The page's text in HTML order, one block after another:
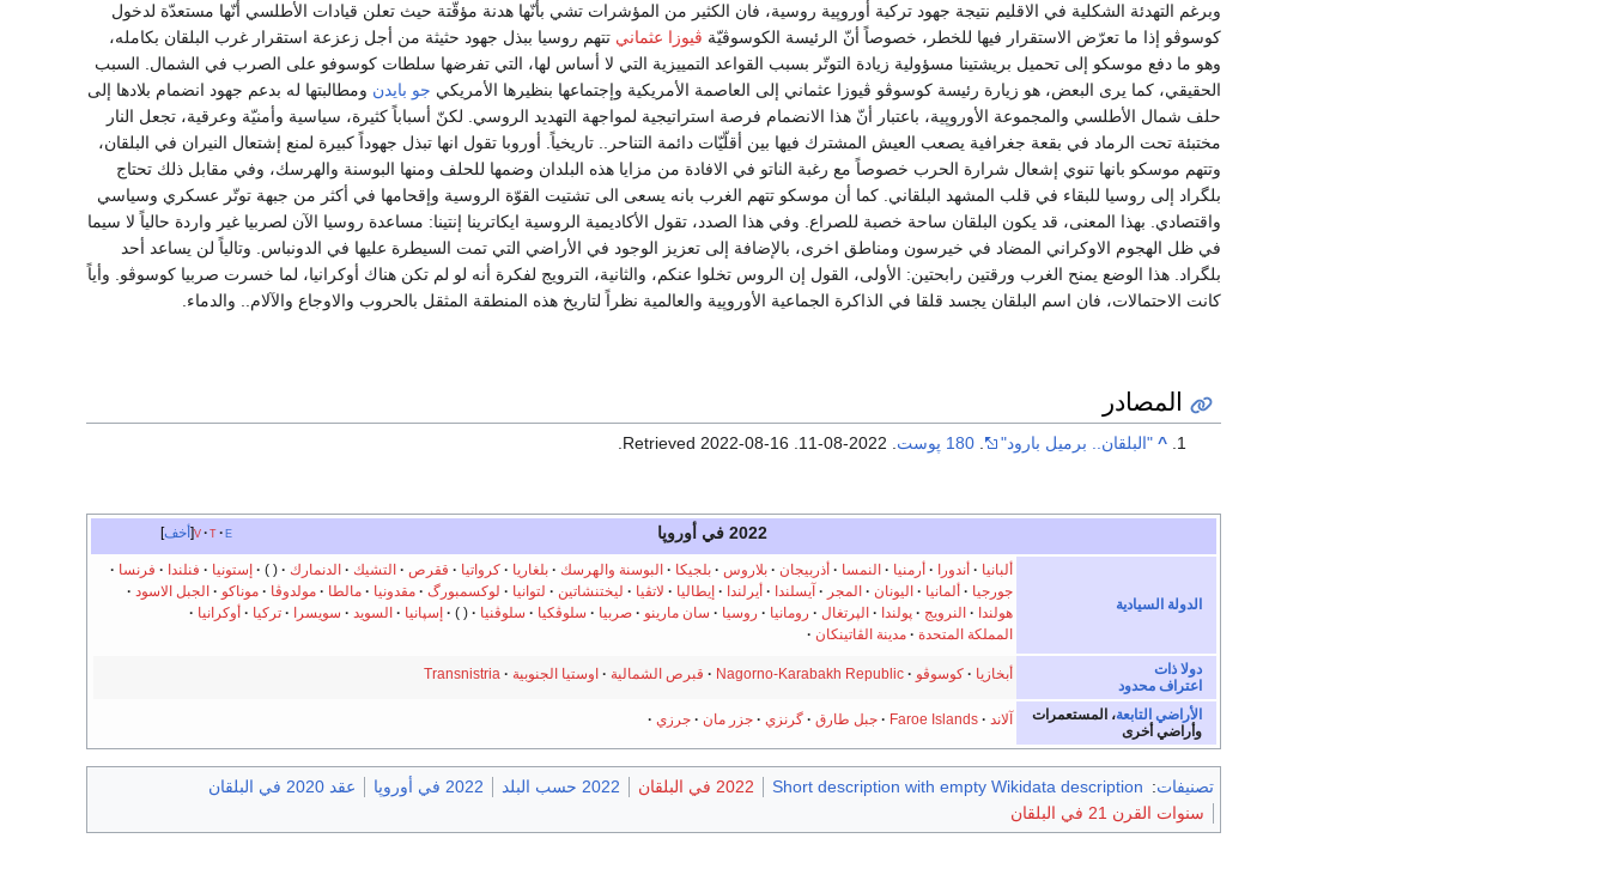
وبرغم التهدئة الشكلية في الاقليم نتيجة جهود تركية أوروپية روسية، فان الكثير من المؤشرات تشي بأنّها هدنة مؤقّتة حيث تعلن قيادات الأطلسي أنّها مستعدّة لدخول
كوسوڤو إذا ما تعرّض الاستقرار فيها للخطر، خصوصاً أنّ الرئيسة الكوسوڤيّة ڤيوزا عثماني تتهم روسيا ببذل جهود حثيثة من أجل زعزعة استقرار غرب البلقان بكامله،
وهو ما دفع موسكو إلى تحميل بريشتينا مسؤولية زيادة التوتّر بسبب القواعد التمييزية التي لا أساس لها، التي تفرضها سلطات كوسوفو على الصرب في الشمال. السبب
الحقيقي، كما يرى البعض، هو زيارة رئيسة كوسوڤو ڤيوزا عثماني إلى العاصمة الأمريكية وإجتماعها بنظيرها الأمريكي جو بايدن ومطالبتها له بدعم جهود انضمام بلادها إلى
حلف شمال الأطلسي والمجموعة الأوروپية، باعتبار أنّ هذا الانضمام فرصة استراتيجية لمواجهة التهديد الروسي. لكنّ أسباباً كثيرة، سياسية وأمنيّة وعرقية، تجعل النار
مختبئة تحت الرماد في بقعة جغرافية يصعب العيش المشترك فيها بين أقلّيّات دائمة التناحر.. تاريخياً. أوروبا تقول انها تبذل جهوداً كبيرة لمنع إشتعال النيران في البلقان،
وتتهم موسكو بانها تنوي إشعال شرارة الحرب خصوصاً مع رغبة الناتو في الافادة من مزايا هذه البلدان وضمها للحلف ومنها البوسنة والهرسك، وفي مقابل ذلك تحتاج
بلگراد إلى روسيا للبقاء في قلب المشهد البلقاني. كما أن موسكو تتهم الغرب بانه يسعى الى تشتيت القوّة الروسية وإقحامها في أكثر من جبهة توتّر عسكري وسياسي
واقتصادي. بهذا المعنى، قد يكون البلقان ساحة خصبة للصراع. وفي هذا الصدد، تقول الأكاديمية الروسية ايكاترينا إنتينا: مساعدة روسيا الآن لصربيا غير واردة حالياً لا سيما
في ظل الهجوم الاوكراني المضاد في خيرسون ومناطق اخرى، بالإضافة إلى تعزيز الوجود في الأراضي التي تمت السيطرة عليها في الدونباس. وتالياً لن يساعد أحد
بلگراد. هذا الوضع يمنح الغرب ورقتين رابحتين: الأولى، القول إن الروس تخلوا عنكم، والثانية، الترويج لفكرة أنه لو لم تكن هناك أوكرانيا، لما خسرت صربيا كوسوڤو. وأياً
كانت الاحتمالات، فان اسم البلقان يجسد قلقا في الذاكرة الجماعية الأوروپية والعالمية نظراً لتاريخ هذه المنطقة المثقل بالحروب والاوجاع والآلام.. والدماء.
المصادر
^ "البلقان.. برميل بارود" 180 پوست 2022-08-16
أخف v t e 2022 في أوروپا
الدولة السيادية
ألبانيا أندورا أرمنيا النمسا أذربيجان بلاروس بلجيكا البوسنة والهرسك بلغاريا كرواتيا ققرص التشيك الدنمارك إستونيا فنلندا
فرنسا
جورجيا
ألمانيا اليونان المجر آيسلندا أيرلندا إيطاليا لاتڤيا ليختنشاتين لتوانيا لوكسمبورگ مقدونيا مالطا مولدوڤا موناكو
الجبل الاسود
هولندا
النرويج پولندا الپرتغال رومانيا روسيا سان مارينو صربيا سلوڤكيا سلوڤنيا إسپانيا السويد سويسرا تركيا
أوكرانيا
المملكة المتحدة
مدينة الڤاتينكان
دولا ذات
اعتراف محدود
أبخازيا كوسوڤو Nagorno-Karabakh Republic قبرص الشمالية اوستيا الجنوبية Transnistria
الأراضي التابعة، المستعمرات
وأراضي أخرى
آلاند Faroe Islands جبل طارق گرنزي جزر مان جرزي
تصنيفات:
Short description with empty Wikidata description 2022 في البلقان 2022 حسب البلد 2022 في أوروپا
عقد 2020 في البلقان
سنوات القرن 21 في البلقان